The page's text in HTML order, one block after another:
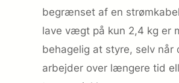
begrænset af en
lave vægt på kun 2,4 kg er
behagelig at styre, selv når
arbejder over længere tid